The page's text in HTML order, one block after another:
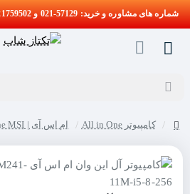
شماره های مشاوره و خرید: 57129-021 و 09121759502
کامپیوتر All in One ام اس آی | All in One MSI